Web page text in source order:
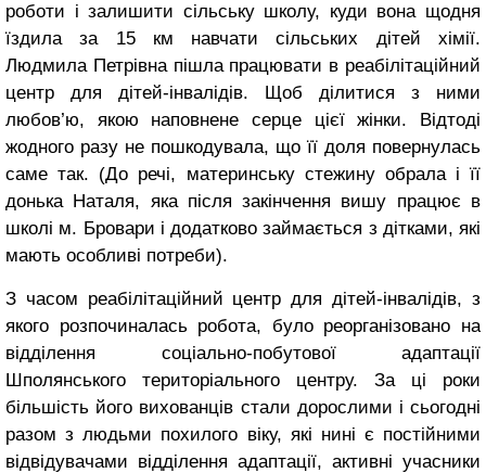
роботи і залишити сільську школу, куди вона щодня
їздила за 15 км навчати сільських дітей хімії.
Людмила Петрівна пішла працювати в реабілітаційний
центр для дітей-інвалідів. Щоб ділитися з ними
любов’ю, якою наповнене серце цієї жінки. Відтоді
жодного разу не пошкодувала, що її доля повернулась
саме так. (До речі, материнську стежину обрала і її
донька Наталя, яка після закінчення вишу працює в
школі м. Бровари і додатково займається з дітками, які
мають особливі потреби).
З часом реабілітаційний центр для дітей-інвалідів, з
якого розпочиналась робота, було реорганізовано на
відділення соціально-побутової адаптації
Шполянського територіального центру. За ці роки
більшість його вихованців стали дорослими і сьогодні
разом з людьми похилого віку, які нині є постійними
відвідувачами відділення адаптації, активні учасники